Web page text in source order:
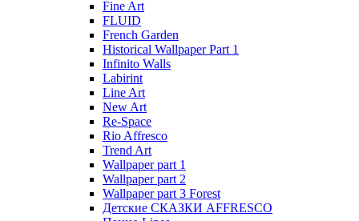
Fine Art
FLUID
French Garden
Historical Wallpaper Part 1
Infinito Walls
Labirint
Line Art
New Art
Re-Space
Rio Affresco
Trend Art
Wallpaper part 1
Wallpaper part 2
Wallpaper part 3 Forest
Детские СКАЗКИ AFFRESCO